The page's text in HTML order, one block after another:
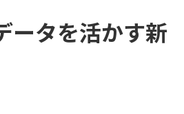
ータを活かす新